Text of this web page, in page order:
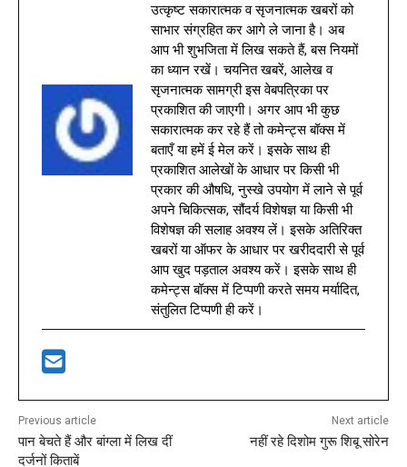
उत्कृष्ट सकारात्मक व सृजनात्मक खबरों को
साभार संग्रहित कर आगे ले जाना है। अब
आप भी शुभजिता में लिख सकते हैं, बस नियमों
का ध्यान रखें। चयनित खबरें, आलेख व
सृजनात्मक सामग्री इस वेबपत्रिका पर
प्रकाशित की जाएगी। अगर आप भी कुछ
सकारात्मक कर रहे हैं तो कमेन्ट्स बॉक्स में
बताएँ या हमें ई मेल करें। इसके साथ ही
प्रकाशित आलेखों के आधार पर किसी भी
प्रकार की औषधि, नुस्खे उपयोग में लाने से पूर्व
अपने चिकित्सक, सौंदर्य विशेषज्ञ या किसी भी
विशेषज्ञ की सलाह अवश्य लें। इसके अतिरिक्त
खबरों या ऑफर के आधार पर खरीददारी से पूर्व
आप खुद पड़ताल अवश्य करें। इसके साथ ही
कमेन्ट्स बॉक्स में टिप्पणी करते समय मर्यादित,
संतुलित टिप्पणी ही करें।
Previous article
पान बेचते हैं और बांग्ला में लिख दीं
दर्जनों किताबें
Next article
नहीं रहे दिशोम गुरू शिबू सोरेन